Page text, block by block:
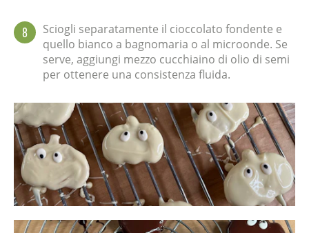
8
Sciogli separatamente il cioccolato fondente e
quello bianco a bagnomaria o al microonde. Se
serve, aggiungi mezzo cucchiaino di olio di semi
per ottenere una consistenza fluida.